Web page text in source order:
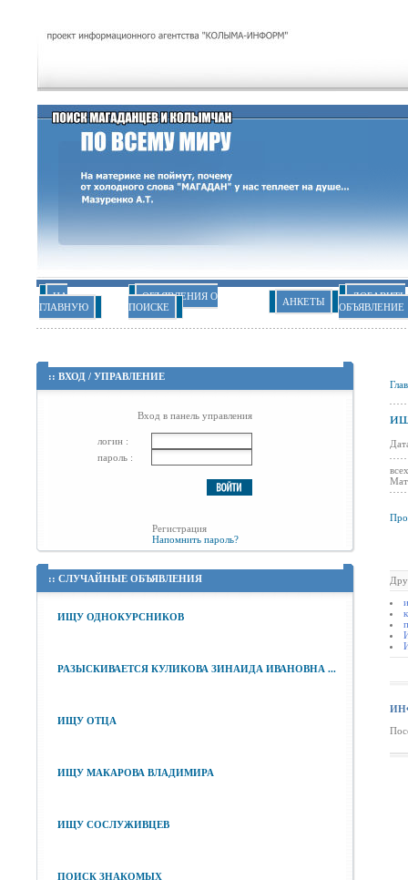
НА
ГЛАВНУЮ
ОБЪЯВЛЕНИЯ О
ПОИСКЕ
АНКЕТЫ
ДОБАВИТЬ
ОБЪЯВЛЕНИЕ
:: ВХОД / УПРАВЛЕНИЕ
Вход в панель управления
логин :
пароль :
Регистрация
Напомнить пароль?
:: СЛУЧАЙНЫЕ ОБЪЯВЛЕНИЯ
ИЩУ ОДНОКУРСНИКОВ
РАЗЫСКИВАЕТСЯ КУЛИКОВА ЗИНАИДА ИВАНОВНА ...
ИЩУ ОТЦА
ИЩУ МАКАРОВА ВЛАДИМИРА
ИЩУ СОСЛУЖИВЦЕВ
ПОИСК ЗНАКОМЫХ